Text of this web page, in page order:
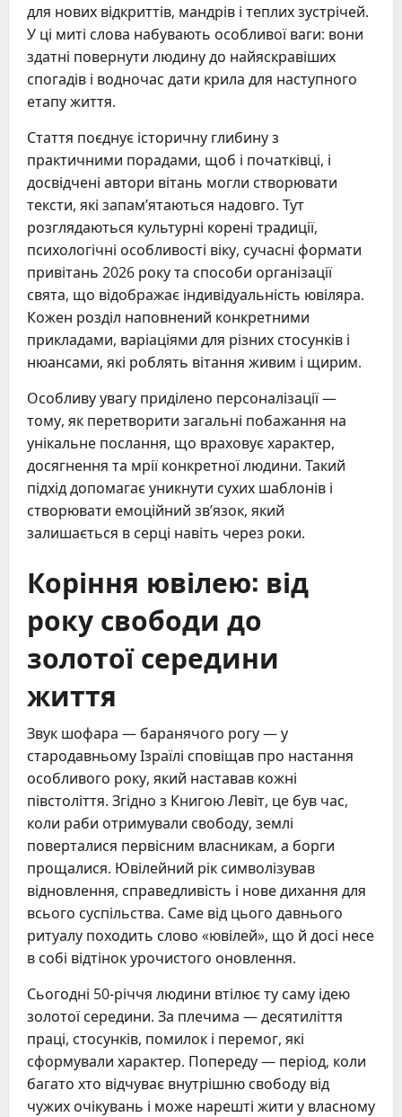
для нових відкриттів, мандрів і теплих зустрічей.
У ці миті слова набувають особливої ваги: вони
здатні повернути людину до найяскравіших
спогадів і водночас дати крила для наступного
етапу життя.
Стаття поєднує історичну глибину з
практичними порадами, щоб і початківці, і
досвідчені автори вітань могли створювати
тексти, які запам’ятаються надовго. Тут
розглядаються культурні корені традиції,
психологічні особливості віку, сучасні формати
привітань 2026 року та способи організації
свята, що відображає індивідуальність ювіляра.
Кожен розділ наповнений конкретними
прикладами, варіаціями для різних стосунків і
нюансами, які роблять вітання живим і щирим.
Особливу увагу приділено персоналізації —
тому, як перетворити загальні побажання на
унікальне послання, що враховує характер,
досягнення та мрії конкретної людини. Такий
підхід допомагає уникнути сухих шаблонів і
створювати емоційний зв’язок, який
залишається в серці навіть через роки.
Коріння ювілею: від
року свободи до
золотої середини
життя
Звук шофара — баранячого рогу — у
стародавньому Ізраїлі сповіщав про настання
особливого року, який наставав кожні
півстоліття. Згідно з Книгою Левіт, це був час,
коли раби отримували свободу, землі
поверталися первісним власникам, а борги
прощалися. Ювілейний рік символізував
відновлення, справедливість і нове дихання для
всього суспільства. Саме від цього давнього
ритуалу походить слово «ювілей», що й досі несе
в собі відтінок урочистого оновлення.
Сьогодні 50-річчя людини втілює ту саму ідею
золотої середини. За плечима — десятиліття
праці, стосунків, помилок і перемог, які
сформували характер. Попереду — період, коли
багато хто відчуває внутрішню свободу від
чужих очікувань і може нарешті жити у власному